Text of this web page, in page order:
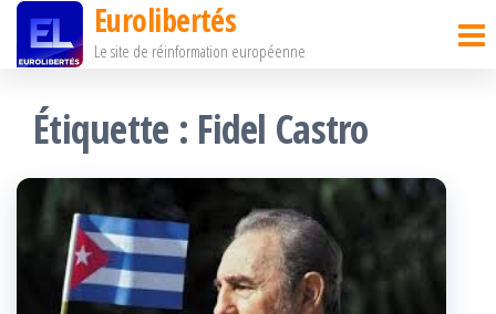
Passer
contenu
Eurolibertés
Le site de réinformation européenne
Étiquette : Fidel Castro